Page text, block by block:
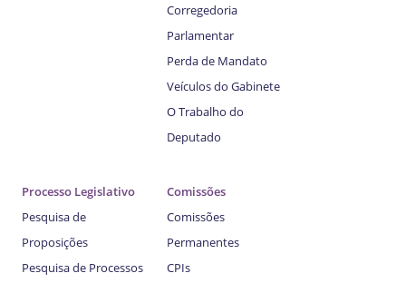
Corregedoria
Parlamentar
Perda de Mandato
Veículos do Gabinete
O Trabalho do
Deputado
Processo Legislativo
Pesquisa de
Proposições
Pesquisa de Processos
Comissões
Comissões
Permanentes
CPIs